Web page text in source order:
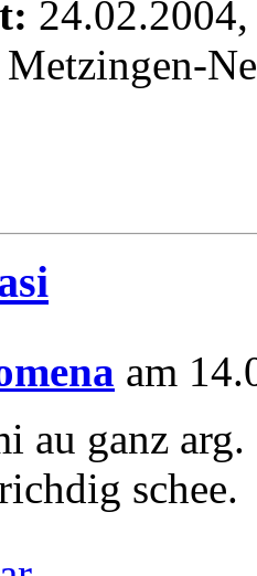
Metzingen-
am
au ganz
schee.